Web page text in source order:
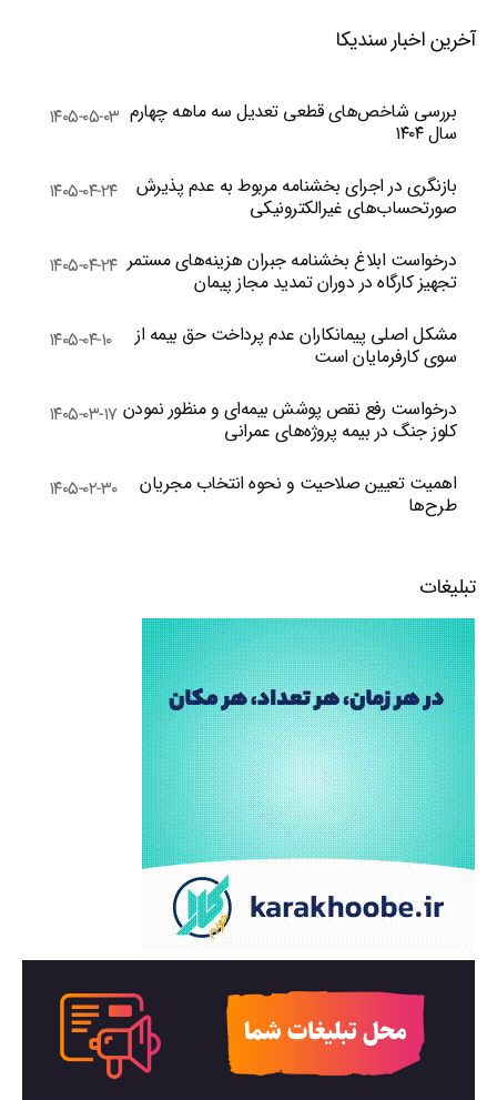
آخرین اخبار سندیکا
بررسی شاخص‌های قطعی تعدیل سه ماهه چهارم
سال ۱۴۰۴
۱۴۰۵-۰۵-۰۳
بازنگری در اجرای بخشنامه مربوط به عدم پذیرش
صورتحساب‌های غیرالکترونیکی
۱۴۰۵-۰۴-۲۴
درخواست ابلاغ بخشنامه جبران هزینه‌های مستمر
تجهیز کارگاه در دوران تمدید مجاز پیمان
۱۴۰۵-۰۴-۲۴
مشکل اصلی پیمانکاران عدم پرداخت حق بیمه از
سوی کارفرمایان است
۱۴۰۵-۰۴-۱۰
درخواست رفع نقص پوشش بیمه‌ای و منظور نمودن
کلوز جنگ در بیمه پروژه‌های عمرانی
۱۴۰۵-۰۳-۱۷
اهمیت تعیین صلاحیت و نحوه انتخاب مجریان
طرح‌ها
۱۴۰۵-۰۲-۳۰
تبلیغات